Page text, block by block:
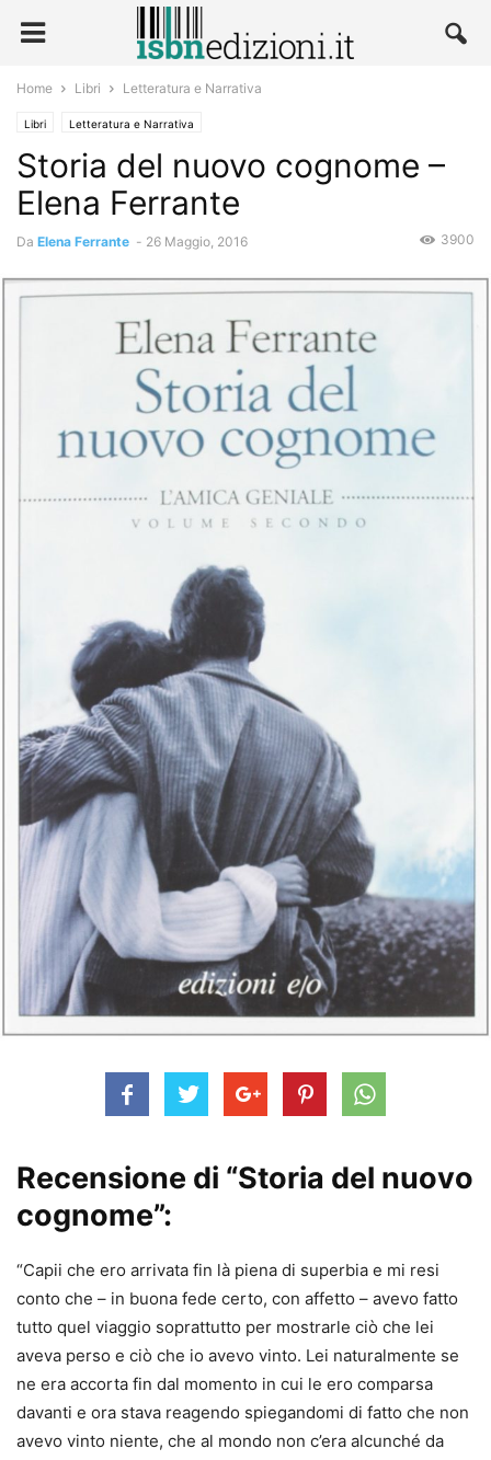
Home Libri Letteratura e Narrativa
Libri Letteratura e Narrativa
Storia del nuovo cognome –
Elena Ferrante
Da Elena Ferrante - 26 Maggio, 2016 3900
Recensione di “Storia del nuovo
cognome”:
“Capii che ero arrivata fin là piena di superbia e mi resi
conto che – in buona fede certo, con affetto – avevo fatto
tutto quel viaggio soprattutto per mostrarle ciò che lei
aveva perso e ciò che io avevo vinto. Lei naturalmente se
ne era accorta fin dal momento in cui le ero comparsa
davanti e ora stava reagendo spiegandomi di fatto che non
avevo vinto niente, che al mondo non c’era alcunché da